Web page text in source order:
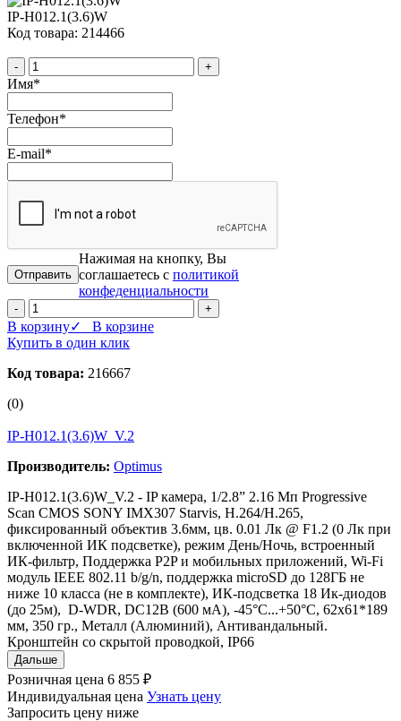
IP-H012.1(3.6)W
Код товара: 214466
- +
Имя*
Телефон*
E-mail*
Нажимая на кнопку, Вы
соглашаетесь с политикой
конфеденциальности
- +
В корзину✓ В корзине
Купить в один клик
Код товара: 216667
(0)
IP-H012.1(3.6)W_V.2
Производитель: Optimus
IP-H012.1(3.6)W_V.2 - IP камера, 1/2.8” 2.16 Мп Progressive
Scan CMOS SONY IMX307 Starvis, H.264/H.265,
фиксированный объектив 3.6мм, цв. 0.01 Лк @ F1.2 (0 Лк при
включенной ИК подсветке), режим День/Ночь, встроенный
ИК-фильтр, Поддержка P2P и мобильных приложений, Wi-Fi
модуль IEEE 802.11 b/g/n, поддержка microSD до 128ГБ не
ниже 10 класса (не в комплекте), ИК-подсветка 18 Ик-диодов
(до 25м), D-WDR, DC12В (600 мА), -45°С...+50°С, 62х61*189
мм, 350 гр., Металл (Алюминий), Антивандальный.
Кронштейн со скрытой проводкой, IP66
Дальше
Розничная цена 6 855 ₽
Индивидуальная цена Узнать цену
Запросить цену ниже